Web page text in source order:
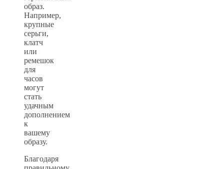
образ.
Например,
крупные
серьги,
клатч
или
ремешок
для
часов
могут
стать
удачным
дополнением
к
вашему
образу.
Благодаря